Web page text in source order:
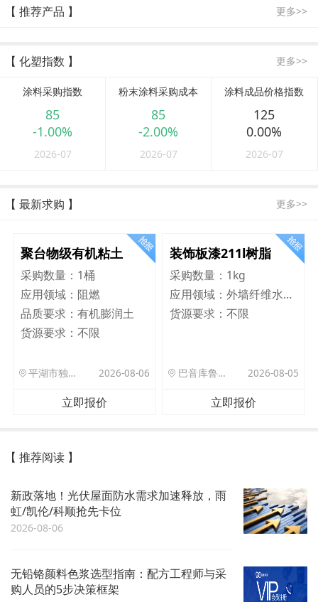
【 推荐产品 】 更多>>
【 化塑指数 】 更多>>
涂料采购指数
85
-1.00%
2026-07
粉末涂料采购成本
85
-2.00%
2026-07
涂料成品价格指数
125
0.00%
2026-07
【 最新求购 】 更多>>
聚台物级有机粘土
采购数量： 1桶
应用领域： 阻燃
品质要求： 有机膨润土
货源要求： 不限
平湖市独山港镇集港路 589 号 2026-08-06
立即报价
装饰板漆211l树脂
采购数量： 1kg
应用领域：
外墙纤维水泥板
货源要求：不限
巴音库鲁提镇,托帕口岸六号库房 2026-08-05
立即报价
【 推荐阅读 】
新政落地！光伏屋面防水需求加速释放，雨
虹/凯伦/科顺抢先卡位
2026-08-06
无铅铬颜料色浆选型指南：配方工程师与采
购人员的5步决策框架